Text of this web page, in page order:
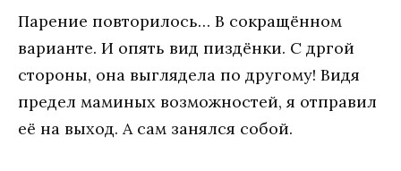
Парение повторилось… В сокращённом
варианте. И опять вид пиздёнки. С дргой
стороны, она выглядела по другому! Видя
предел маминых возможностей, я отправил
её на выход. А сам занялся собой.